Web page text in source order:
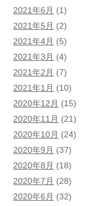
2021年6月 (1)
2021年5月 (2)
2021年4月 (5)
2021年3月 (4)
2021年2月 (7)
2021年1月 (10)
2020年12月 (15)
2020年11月 (21)
2020年10月 (24)
2020年9月 (37)
2020年8月 (18)
2020年7月 (28)
2020年6月 (32)